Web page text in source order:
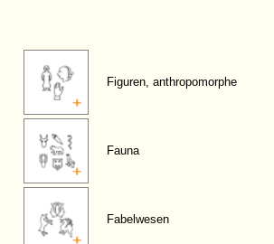
Figuren, anthropomorphe
Fauna
Fabelwesen